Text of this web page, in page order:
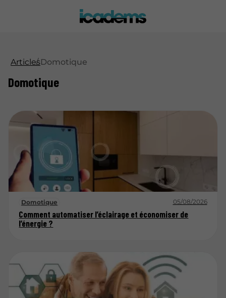
ArticlesDomotique
Domotique
Domotique 05/08/2026
Comment automatiser l’éclairage et économiser de
l’énergie ?